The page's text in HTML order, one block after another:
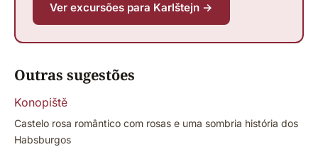
Ver excursões para Karlštejn →
Outras sugestões
Konopiště
Castelo rosa romântico com rosas e uma sombria história dos
Habsburgos